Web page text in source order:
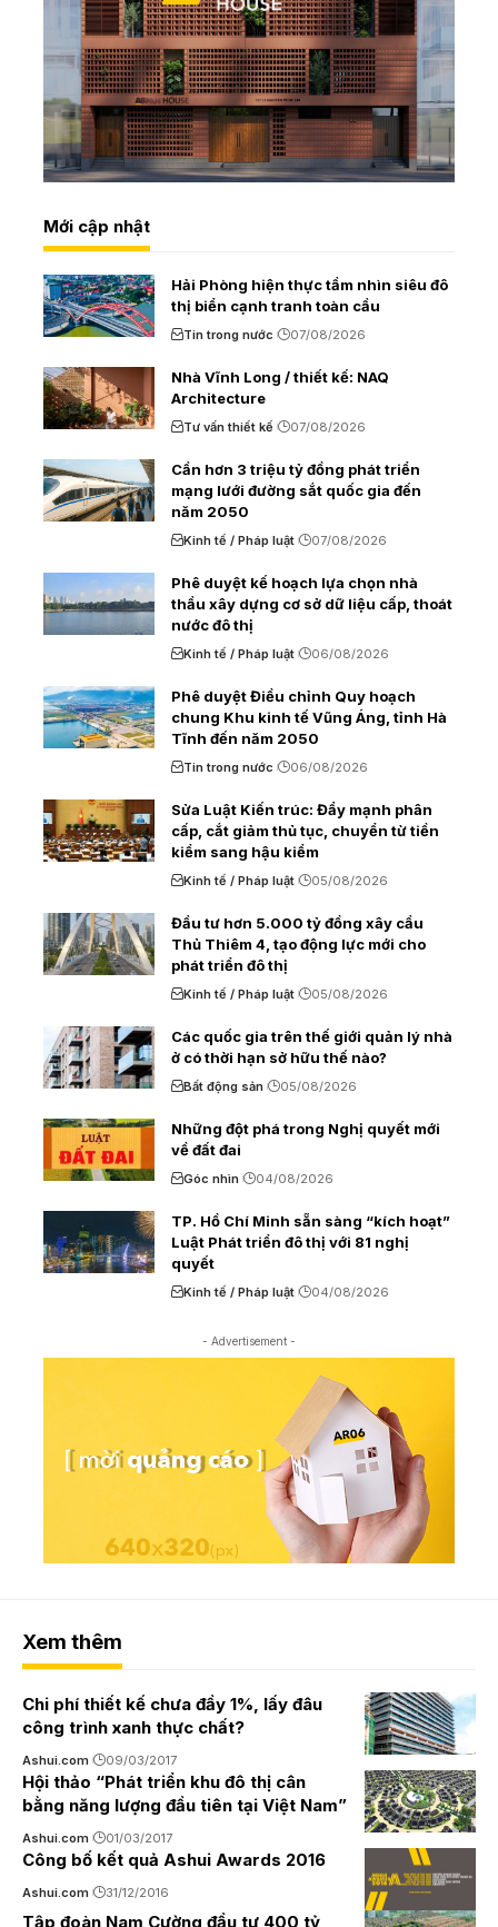
Mới cập nhật
Hải Phòng hiện thực tầm nhìn siêu đô
thị biển cạnh tranh toàn cầu
Tin trong nước 07/08/2026
Nhà Vĩnh Long / thiết kế: NAQ
Architecture
Tư vấn thiết kế 07/08/2026
Cần hơn 3 triệu tỷ đồng phát triển
mạng lưới đường sắt quốc gia đến
năm 2050
Kinh tế / Pháp luật 07/08/2026
Phê duyệt kế hoạch lựa chọn nhà
thầu xây dựng cơ sở dữ liệu cấp, thoát
nước đô thị
Kinh tế / Pháp luật 06/08/2026
Phê duyệt Điều chỉnh Quy hoạch
chung Khu kinh tế Vũng Áng, tỉnh Hà
Tĩnh đến năm 2050
Tin trong nước 06/08/2026
Sửa Luật Kiến trúc: Đẩy mạnh phân
cấp, cắt giảm thủ tục, chuyển từ tiền
kiểm sang hậu kiểm
Kinh tế / Pháp luật 05/08/2026
Đầu tư hơn 5.000 tỷ đồng xây cầu
Thủ Thiêm 4, tạo động lực mới cho
phát triển đô thị
Kinh tế / Pháp luật 05/08/2026
Các quốc gia trên thế giới quản lý nhà
ở có thời hạn sở hữu thế nào?
Bất động sản 05/08/2026
Những đột phá trong Nghị quyết mới
về đất đai
Góc nhìn 04/08/2026
TP. Hồ Chí Minh sẵn sàng “kích hoạt”
Luật Phát triển đô thị với 81 nghị
quyết
Kinh tế / Pháp luật 04/08/2026
- Advertisement -
Xem thêm
Chi phí thiết kế chưa đầy 1%, lấy đâu
công trình xanh thực chất?
Ashui.com 09/03/2017
Hội thảo “Phát triển khu đô thị cân
bằng năng lượng đầu tiên tại Việt Nam”
Ashui.com 01/03/2017
Công bố kết quả Ashui Awards 2016
Ashui.com 31/12/2016
Tập đoàn Nam Cường đầu tư 400 tỷ